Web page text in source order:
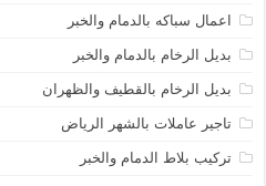
اعمال سباكه بالدمام والخبر
بديل الرخام بالدمام والخبر
بديل الرخام بالقطيف والظهران
تاجير عاملات بالشهر الرياض
تركيب بلاط الدمام والخبر